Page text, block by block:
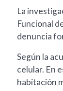
La
Funcional
denuncia
Según la
celular. En
habitación